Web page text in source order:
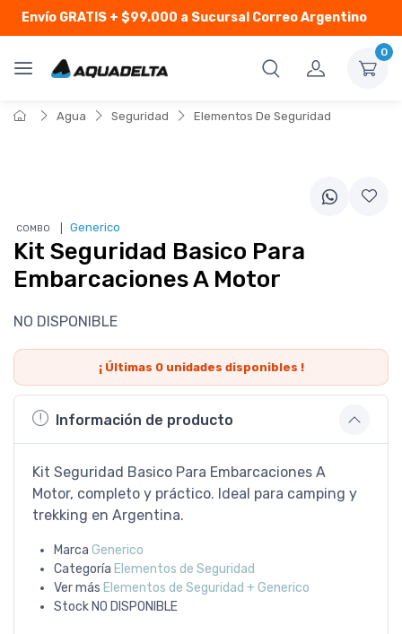
Envío GRATIS+ $99.000 a Sucursal Correo Argentino
0
Agua Seguridad Elementos De Seguridad
COMBO Generico
Kit Seguridad Basico Para
Embarcaciones A Motor
NO DISPONIBLE
¡ Últimas 0unidades disponibles !
Información de producto
Kit Seguridad Basico Para Embarcaciones A
Motor, completo y práctico. Ideal para camping y
trekking en Argentina.
Marca Generico
Categoría Elementos de Seguridad
Ver más Elementos de Seguridad + Generico
Stock NO DISPONIBLE